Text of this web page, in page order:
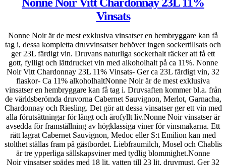
Nonne Noir Vitt Chardonnay 23L 11%
Vinsats
Nonne Noir är de mest exklusiva vinsatser en hembryggare kan få
tag i, dessa kompletta druvvinsatser behöver ingen sockertillsats och
ger 23L färdigt vin. Druvans naturliga sockerhalt räcker att få ett
gott, fylligt och lättdrucket vin med alkoholhalt på ca 11%. Nonne
Noir Vitt Chardonnay 23L 11% Vinsats- Ger ca 23L färdigt vin, 32
flaskor- Ca 11% alkoholhaltNonne Noir är de mest exklusiva
vinsatser en hembryggare kan få tag i. Druvsaften kommer bl.a. från
de världsberömda druvorna Cabernet Sauvignon, Merlot, Garnacha,
Chardonnay och Riesling. Det gör att dessa vinsatser ger ett vin med
alla förutsättningar för långt och ärofyllt liv.Nonne Noir vinsatser är
avsedda för framställning av högklassiga viner för vinsmakarna. Ett
rätt lagrat Cabernet Sauvignon, Medoc eller S:t Emilion kan med
stolthet ställas fram på gästbordet. Liebfraumilch, Mosel och Chablis
är tre ypperliga sällskapsviner med tydlig blommighet.Nonne
Noir vinsatser spädes med 18 lit. vatten till 23 lit. druvmust. Ger 32